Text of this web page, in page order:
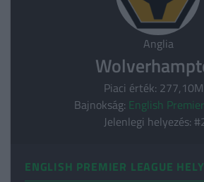
Anglia
Piaci érték:
Bajnokság: English
Jelenlegi helyezés:
ENGLISH PREMIER LEAGUE